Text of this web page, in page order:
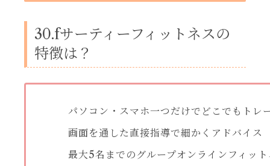
30.fサーティーフィットネスの
特徴は？
パソコン・スマホ一つだけでどこでもトレ
画面を通した直接指導で細かくアドバイス
最大5名までのグループオンラインフィッ